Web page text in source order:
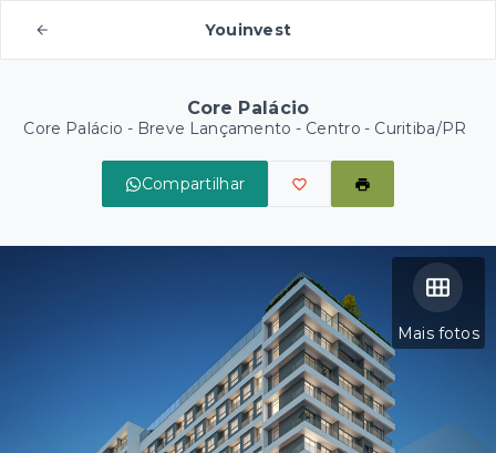
Youinvest
Core Palácio
Core Palácio - Breve Lançamento - Centro - Curitiba/PR
Compartilhar
Mais fotos